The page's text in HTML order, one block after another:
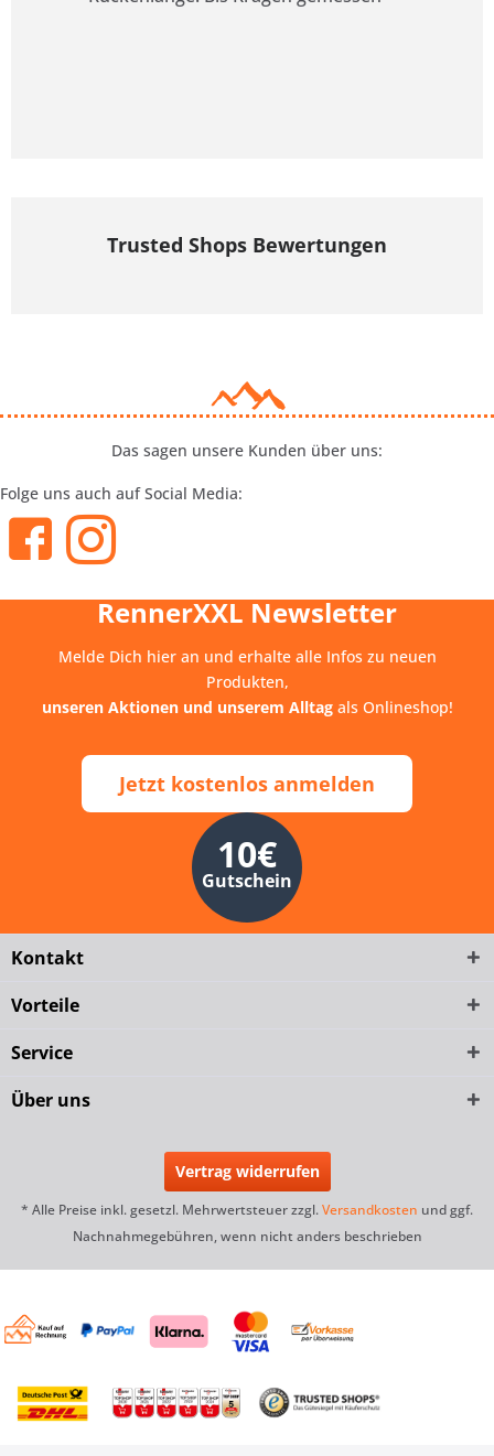
Trusted Shops Bewertungen
Das sagen unsere Kunden über uns:
Folge uns auch auf Social Media:
RennerXXL Newsletter
Melde Dich hier an und erhalte alle Infos zu neuen
Produkten,
unseren Aktionen und unserem Alltagals Onlineshop!
Jetzt kostenlos anmelden
10€
Gutschein
Kontakt
Vorteile
Service
Über uns
Vertrag widerrufen
* Alle Preise inkl. gesetzl. Mehrwertsteuer zzgl.Versandkosten und ggf.
Nachnahmegebühren, wenn nicht anders beschrieben